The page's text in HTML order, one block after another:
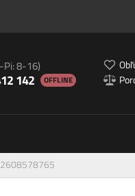
Pi: 8-16)
142 OFFLINE
2608578765